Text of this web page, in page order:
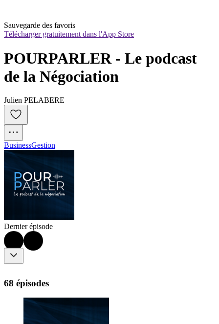
Sauvegarde des favoris
Télécharger gratuitement dans l'App Store
POURPARLER - Le podcast
de la Négociation
Julien PELABERE
BusinessGestion
Dernier épisode
68 épisodes